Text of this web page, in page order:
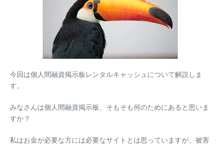
今回は個人間融資掲示板レンタルキャッシュについて解説しま
す。
みなさんは個人間融資掲示板、そもそも何のためにあると思いま
すか？
私はお金が必要な方には必要なサイトとは思っていますが、被害